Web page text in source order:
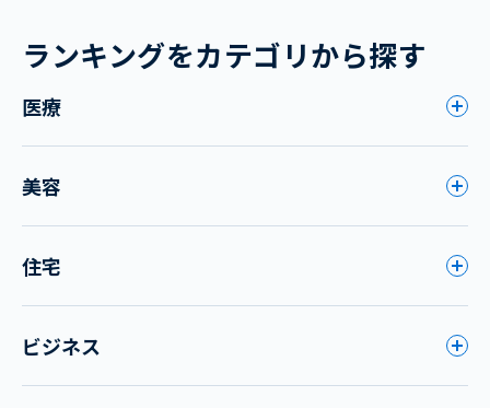
ランキングをカテゴリから探す
医療
美容
住宅
ビジネス